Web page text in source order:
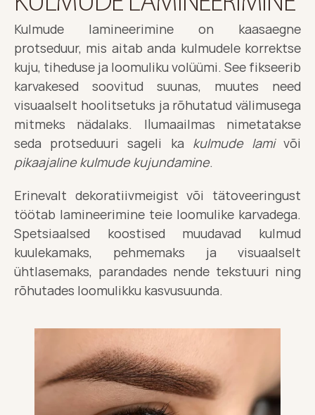
Kulmude lamineerimine on kaasaegne
protseduur, mis aitab anda kulmudele korrektse
kuju, tiheduse ja loomuliku volüümi. See fikseerib
karvakesed soovitud suunas, muutes need
visuaalselt hoolitsetuks ja rõhutatud välimusega
mitmeks nädalaks. Ilumaailmas nimetatakse
seda protseduuri sageli ka kulmude lami
pikaajaline kulmude kujundamine.
Erinevalt dekoratiivmeigist või tätoveeringust
töötab lamineerimine teie loomulike karvadega.
Spetsiaalsed koostised muudavad kulmud
kuulekamaks, pehmemaks ja visuaalselt
ühtlasemaks, parandades nende tekstuuri ning
rõhutades loomulikku kasvusuunda.